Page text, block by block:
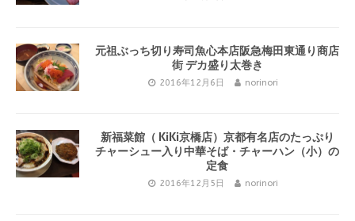
元祖ぶっち切り寿司魚心本店阪急梅田東通り商店
街 デカ盛り太巻き
2016年12月6日 norinori
新福菜館（ KiKi京橋店）京都有名店のたっぷり
チャーシュー入り中華そば・チャーハン（小）の
定食
2016年12月5日 norinori